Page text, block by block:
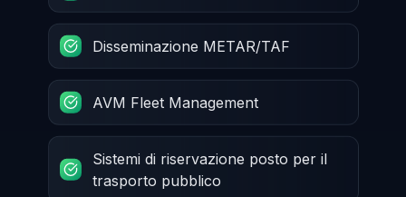
Disseminazione METAR/TAF
AVM Fleet Management
Sistemi di riservazione posto per il
trasporto pubblico